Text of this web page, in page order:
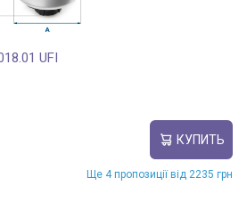
UFI
КУПИТЬ
Ще 4 пропозиції від 2235 грн